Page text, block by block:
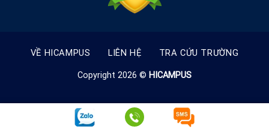
VỀ HICAMPUS LIÊN HỆ TRA CỨU TRƯỜNG
Copyright 2026 © HICAMPUS